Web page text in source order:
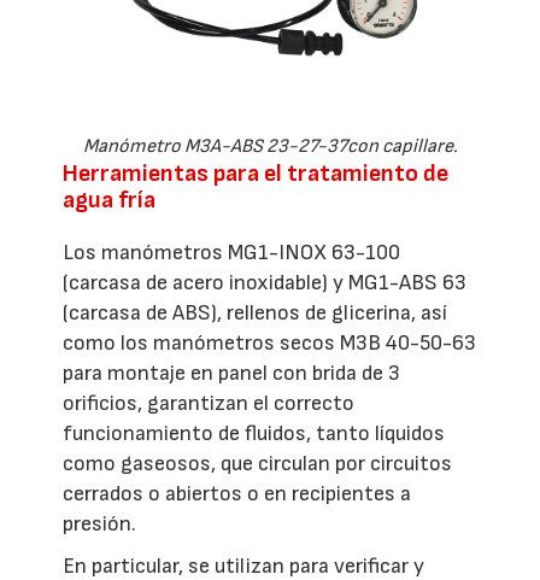
Manómetro M3A-ABS 23-27-37con capillare.
Herramientas para el tratamiento de
agua fría
Los manómetros MG1-INOX 63-100
(carcasa de acero inoxidable) y MG1-ABS 63
(carcasa de ABS), rellenos de glicerina, así
como los manómetros secos M3B 40-50-63
para montaje en panel con brida de 3
orificios, garantizan el correcto
funcionamiento de fluidos, tanto líquidos
como gaseosos, que circulan por circuitos
cerrados o abiertos o en recipientes a
presión.
En particular, se utilizan para verificar y